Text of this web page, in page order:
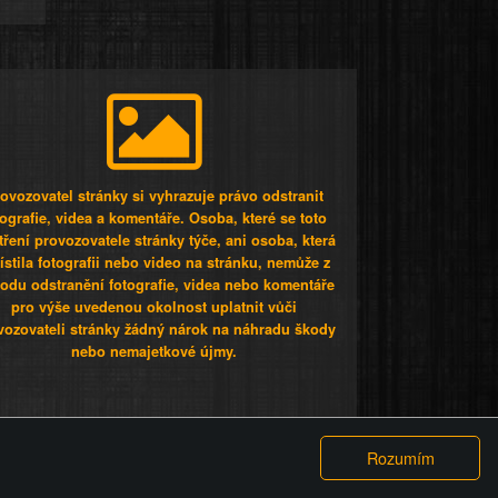
stránky si vyhrazuje právo odstranit
videa a komentáře. Osoba, které se toto
provozovatele stránky týče, ani osoba, která
fotografii nebo video na stránku, nemůže z
odstranění fotografie, videa nebo komentáře
pro výše uvedenou okolnost uplatnit vůči
stránky žádný nárok na náhradu škody
nebo nemajetkové újmy.